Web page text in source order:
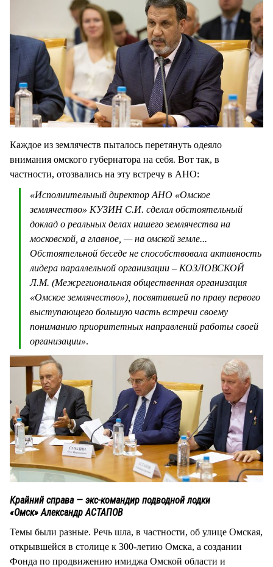
Каждое из землячеств пыталось перетянуть одеяло
внимания омского губернатора на себя. Вот так, в
частности, отозвались на эту встречу в АНО:
«Исполнительный директор АНО «Омское
землячество» КУЗИН С.И. сделал обстоятельный
доклад о реальных делах нашего землячества на
московской, а главное, — на омской земле...
Обстоятельной беседе не способствовала активность
лидера параллельной организации – КОЗЛОВСКОЙ
Л.М. (Межрегиональная общественная организация
«Омское землячество»), посвятившей по праву первого
выступающего большую часть встречи своему
пониманию приоритетных направлений работы своей
организации».
Крайний справа — экс-командир подводной лодки
«Омск» Александр АСТАПОВ
Темы были разные. Речь шла, в частности, об улице Омская,
открывшейся в столице к 300-летию Омска, а создании
Фонда по продвижению имиджа Омской области и